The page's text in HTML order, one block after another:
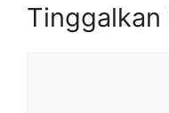
Tinggalkan